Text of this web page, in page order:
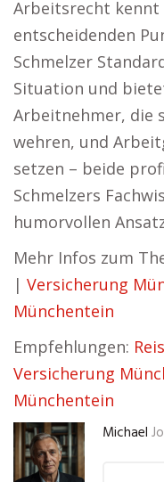
Arbeitsrecht kennt
entscheidenden
Schmelzer
Situation und
Arbeitnehmer, die
wehren, und
setzen – beide
Schmelzers
humorvollen
Mehr Infos zum
| Versicherung
Münchentein
Empfehlungen:
Versicherung
Münchentein
Michael